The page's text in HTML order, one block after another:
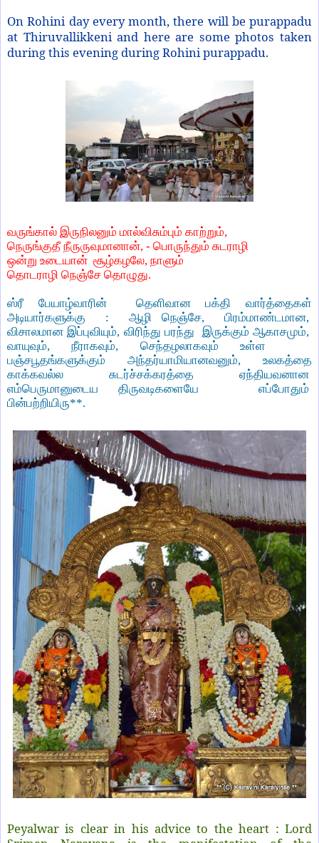
On Rohini day every month, there will be purappadu
at Thiruvallikkeni and here are some photos taken
during this evening during Rohini purappadu.
வருங்கால் இருநிலனும் மால்விசும்பும் காற்றும்,
நெருங்குதீ நீருருவுமானான், - பொருந்தும் சுடராழி
ஒன்று உடையான் சூழ்கழலே, நாளும்
தொடராழி நெஞ்சே தொழுது.
ஸ்ரீ பேயாழ்வாரின் தெளிவான பக்தி வார்த்தைகள்
அடியார்களுக்கு : ஆழி நெஞ்சே, பிரம்மாண்டமான,
விசாலமான இப்புவியும், விரிந்து பரந்து இருக்கும் ஆகாசமும்,
வாயுவும்,நீராகவும், செந்தழலாகவும் உள்ள
பஞ்சபூதங்களுக்கும் அந்தர்யாமியானவனும், உலகத்தை
காக்கவல்ல சுடர்ச்சக்கரத்தை ஏந்தியவனான
எம்பெருமானுடைய திருவடிகளையே எப்போதும்
பின்பற்றியிரு**.
Peyalwar is clear in his advice to the heart : Lord